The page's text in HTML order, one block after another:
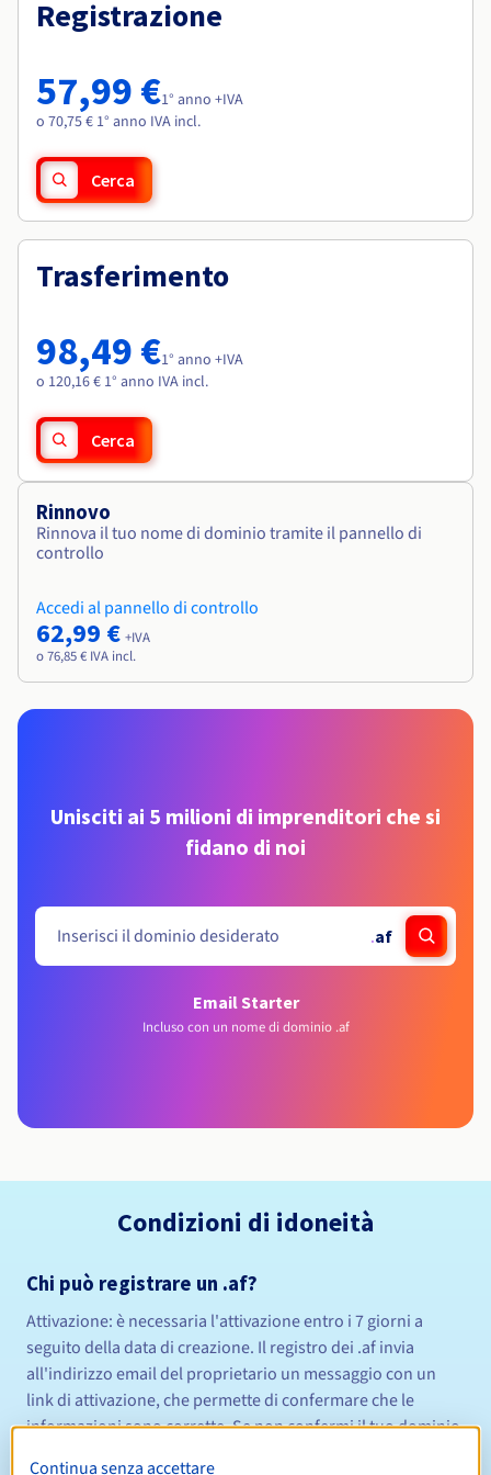
Tariffe
Roadmap & Changelog
Osservabilità
Roadmap & Changelog
Roadmap & Changelog
Roadmap & Changelog
Roadmap & Changelog
Registrazione
57,99 €1° anno +IVA
o 70,75 € 1° anno IVA incl.
Cerca
Trasferimento
98,49 €1° anno +IVA
o 120,16 € 1° anno IVA incl.
Cerca
Rinnovo
Rinnova il tuo nome di dominio tramite il pannello di
controllo
Accedi al pannello di controllo
62,99 € +IVA
o 76,85 € IVA incl.
Unisciti ai 5 milioni di imprenditori che si
fidano di noi
.af
Email Starter
Incluso con un nome di dominio .af
Condizioni di idoneità
Chi può registrare un .af?
Attivazione:è necessaria l'attivazioneentro i 7 giorni a
seguito della data di creazione. Il registro dei .af invia
all'indirizzo email del proprietario un messaggio con un
link di attivazione, che permette di confermare che le
informazioni sono corrette. Se non confermi il tuo dominio,
Continua senza accettare